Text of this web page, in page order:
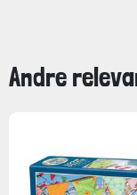
Andre